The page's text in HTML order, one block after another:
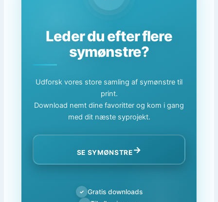
Leder du efter flere
symønstre?
Udforsk vores store samling af symønstre til
print.
Download nemt dine favoritter og kom i gang
med dit næste syprojekt.
SE SYMØNSTRE→
✓ Gratis downloads